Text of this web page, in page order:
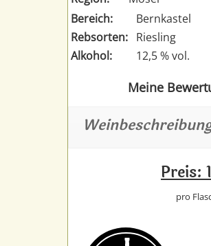
Bereich:
Bernkastel
Rebsorten: Riesling
Alkohol:
12,5 % vol.
Meine
Preis:
pro